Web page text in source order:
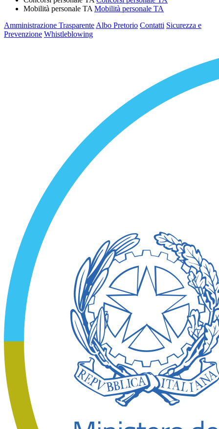
Mobilità personale TA Mobilità personale TA
Amministrazione Trasparente Albo Pretorio Contatti Sicurezza e
Prevenzione Whistleblowing